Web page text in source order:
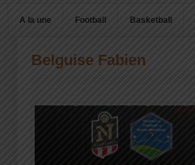
A la une Football Basketball
Belguise Fabien